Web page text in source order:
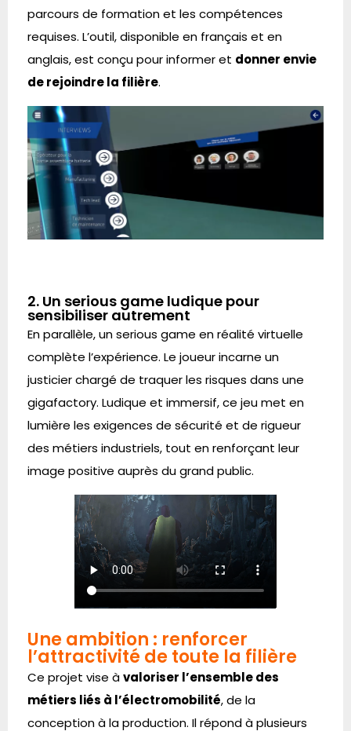
parcours de formation et les compétences
requises. L’outil, disponible en français et en
anglais, est conçu pour informer et donner envie
de rejoindre la filière.
2. Un serious game ludique pour
sensibiliser autrement
En parallèle, un serious game en réalité virtuelle
complète l’expérience. Le joueur incarne un
justicier chargé de traquer les risques dans une
gigafactory. Ludique et immersif, ce jeu met en
lumière les exigences de sécurité et de rigueur
des métiers industriels, tout en renforçant leur
image positive auprès du grand public.
Une ambition : renforcer
l’attractivité de toute la filière
Ce projet vise àvaloriser l’ensemble des
métiers liés à l’électromobilité, de la
conception à la production. Il répond à plusieurs